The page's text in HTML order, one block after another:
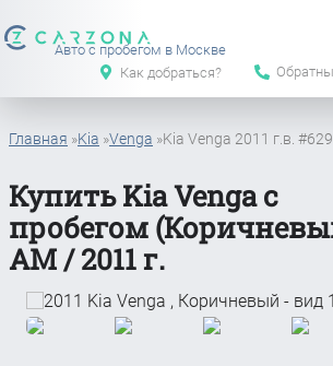
Авто с пробегом в Москве
Как добраться?
Главная »Kia »Venga »Kia Venga 2011 г.в.
Купить Kia Venga с
пробегом
АМ / 2011 г.